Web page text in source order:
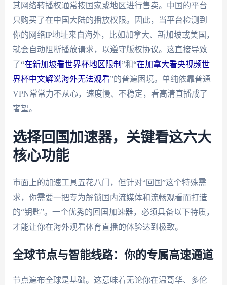
其网络转播权通常按国家或地区进行售卖。中国的平台
只购买了在中国大陆的播放权限。因此，当平台检测到
你的网络IP地址来自海外，比如加拿大、新加坡或美国，
就会自动阻断播放请求，以遵守版权协议。这直接导致
了“在新加坡看世界杯地区限制 ”和“在加拿大看央视频世
界杯中文解说海外无法观看”的普遍困境。单纯依靠普通
VPN常常力不从心，速度慢、不稳定，看高清直播成了
奢望。
选择回国加速器，关键看这六大
核心功能
市面上的加速工具五花八门，但针对“回国”这个特殊需
求，你需要一把专为解锁国内流媒体和流畅观看而打造
的“钥匙”。一个优秀的回国加速器，必须具备以下特质，
才能让你在海外观看体育直播的体验达到极致。
全球节点与智能线路：你的专属高速通道
节点遍布全球是基础。这意味着无论你在温哥华、多伦